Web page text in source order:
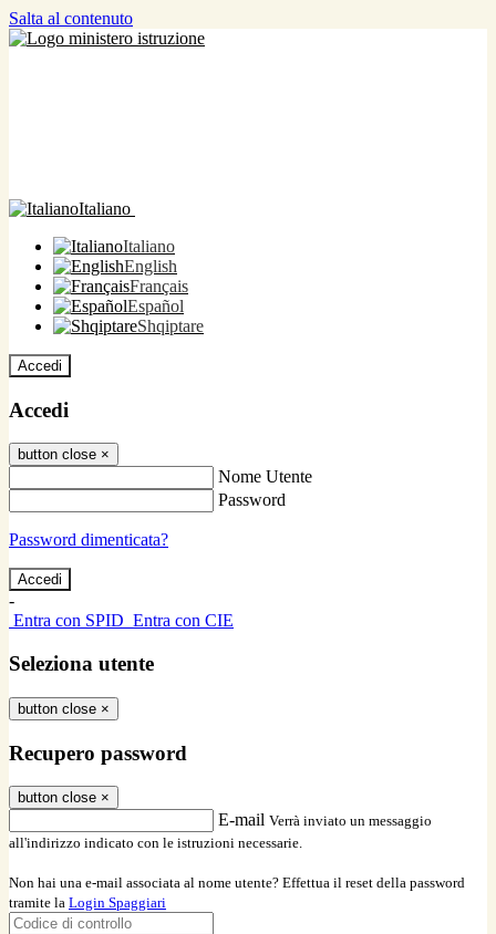
Salta al contenuto
Italiano
Italiano
English
Français
Español
Shqiptare
Accedi
Accedi
button close ×
Nome Utente
Password
Password dimenticata?
-
Entra con SPID Entra con CIE
Seleziona utente
button close ×
Recupero password
button close ×
E-mail Verrà inviato un messaggio
all'indirizzo indicato con le istruzioni necessarie.
Non hai una e-mail associata al nome utente? Effettua il reset della password
tramite la Login Spaggiari